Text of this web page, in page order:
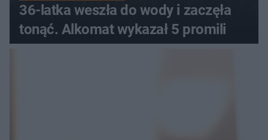
36-latka weszła do wody i zaczęła
tonąć. Alkomat wykazał 5 promili